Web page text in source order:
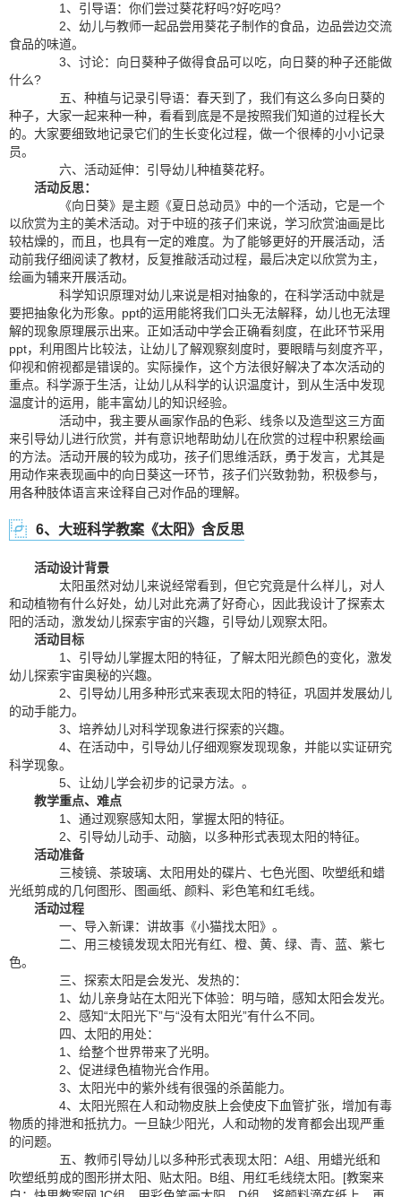
1、引导语：你们尝过葵花籽吗?好吃吗?
2、幼儿与教师一起品尝用葵花子制作的食品，边品尝边交流
食品的味道。
3、讨论：向日葵种子做得食品可以吃，向日葵的种子还能做
什么?
五、种植与记录引导语：春天到了，我们有这么多向日葵的
种子，大家一起来种一种，看看到底是不是按照我们知道的过程长大
的。大家要细致地记录它们的生长变化过程，做一个很棒的小小记录
员。
六、活动延伸：引导幼儿种植葵花籽。
活动反思：
《向日葵》是主题《夏日总动员》中的一个活动，它是一个
以欣赏为主的美术活动。对于中班的孩子们来说，学习欣赏油画是比
较枯燥的，而且，也具有一定的难度。为了能够更好的开展活动，活
动前我仔细阅读了教材，反复推敲活动过程，最后决定以欣赏为主，
绘画为辅来开展活动。
科学知识原理对幼儿来说是相对抽象的，在科学活动中就是
要把抽象化为形象。ppt的运用能将我们口头无法解释，幼儿也无法理
解的现象原理展示出来。正如活动中学会正确看刻度，在此环节采用
ppt，利用图片比较法，让幼儿了解观察刻度时，要眼睛与刻度齐平，
仰视和俯视都是错误的。实际操作，这个方法很好解决了本次活动的
重点。科学源于生活，让幼儿从科学的认识温度计，到从生活中发现
温度计的运用，能丰富幼儿的知识经验。
活动中，我主要从画家作品的色彩、线条以及造型这三方面
来引导幼儿进行欣赏，并有意识地帮助幼儿在欣赏的过程中积累绘画
的方法。活动开展的较为成功，孩子们思维活跃，勇于发言，尤其是
用动作来表现画中的向日葵这一环节，孩子们兴致勃勃，积极参与，
用各种肢体语言来诠释自己对作品的理解。
6、大班科学教案《太阳》含反思
活动设计背景
太阳虽然对幼儿来说经常看到，但它究竟是什么样儿，对人
和动植物有什么好处，幼儿对此充满了好奇心，因此我设计了探索太
阳的活动，激发幼儿探索宇宙的兴趣，引导幼儿观察太阳。
活动目标
1、引导幼儿掌握太阳的特征，了解太阳光颜色的变化，激发
幼儿探索宇宙奥秘的兴趣。
2、引导幼儿用多种形式来表现太阳的特征，巩固并发展幼儿
的动手能力。
3、培养幼儿对科学现象进行探索的兴趣。
4、在活动中，引导幼儿仔细观察发现现象，并能以实证研究
科学现象。
5、让幼儿学会初步的记录方法。。
教学重点、难点
1、通过观察感知太阳，掌握太阳的特征。
2、引导幼儿动手、动脑，以多种形式表现太阳的特征。
活动准备
三棱镜、茶玻璃、太阳用处的碟片、七色光图、吹塑纸和蜡
光纸剪成的几何图形、图画纸、颜料、彩色笔和红毛线。
活动过程
一、导入新课：讲故事《小猫找太阳》。
二、用三棱镜发现太阳光有红、橙、黄、绿、青、蓝、紫七
色。
三、探索太阳是会发光、发热的：
1、幼儿亲身站在太阳光下体验：明与暗，感知太阳会发光。
2、感知“太阳光下”与“没有太阳光”有什么不同。
四、太阳的用处：
1、给整个世界带来了光明。
2、促进绿色植物光合作用。
3、太阳光中的紫外线有很强的杀菌能力。
4、太阳光照在人和动物皮肤上会使皮下血管扩张，增加有毒
物质的排泄和抵抗力。一旦缺少阳光，人和动物的发育都会出现严重
的问题。
五、教师引导幼儿以多种形式表现太阳：A组、用蜡光纸和
吹塑纸剪成的图形拼太阳、贴太阳。B组、用红毛线绕太阳。[教案来